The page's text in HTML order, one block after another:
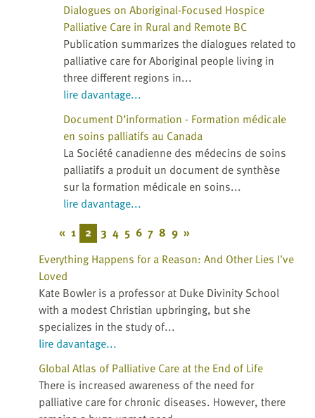
Dialogues on Aboriginal-Focused Hospice
Palliative Care in Rural and Remote BC
Publication summarizes the dialogues related to
palliative care for Aboriginal people living in
three different regions in...
lire davantage...
Document D’information - Formation médicale
en soins palliatifs au Canada
La Société canadienne des médecins de soins
palliatifs a produit un document de synthèse
sur la formation médicale en soins...
lire davantage...
« 1 2 3 4 5 6 7 8 9 »
Everything Happens for a Reason: And Other Lies I've
Loved
Kate Bowler is a professor at Duke Divinity School
with a modest Christian upbringing, but she
specializes in the study of...
lire davantage...
Global Atlas of Palliative Care at the End of Life
There is increased awareness of the need for
palliative care for chronic diseases. However, there